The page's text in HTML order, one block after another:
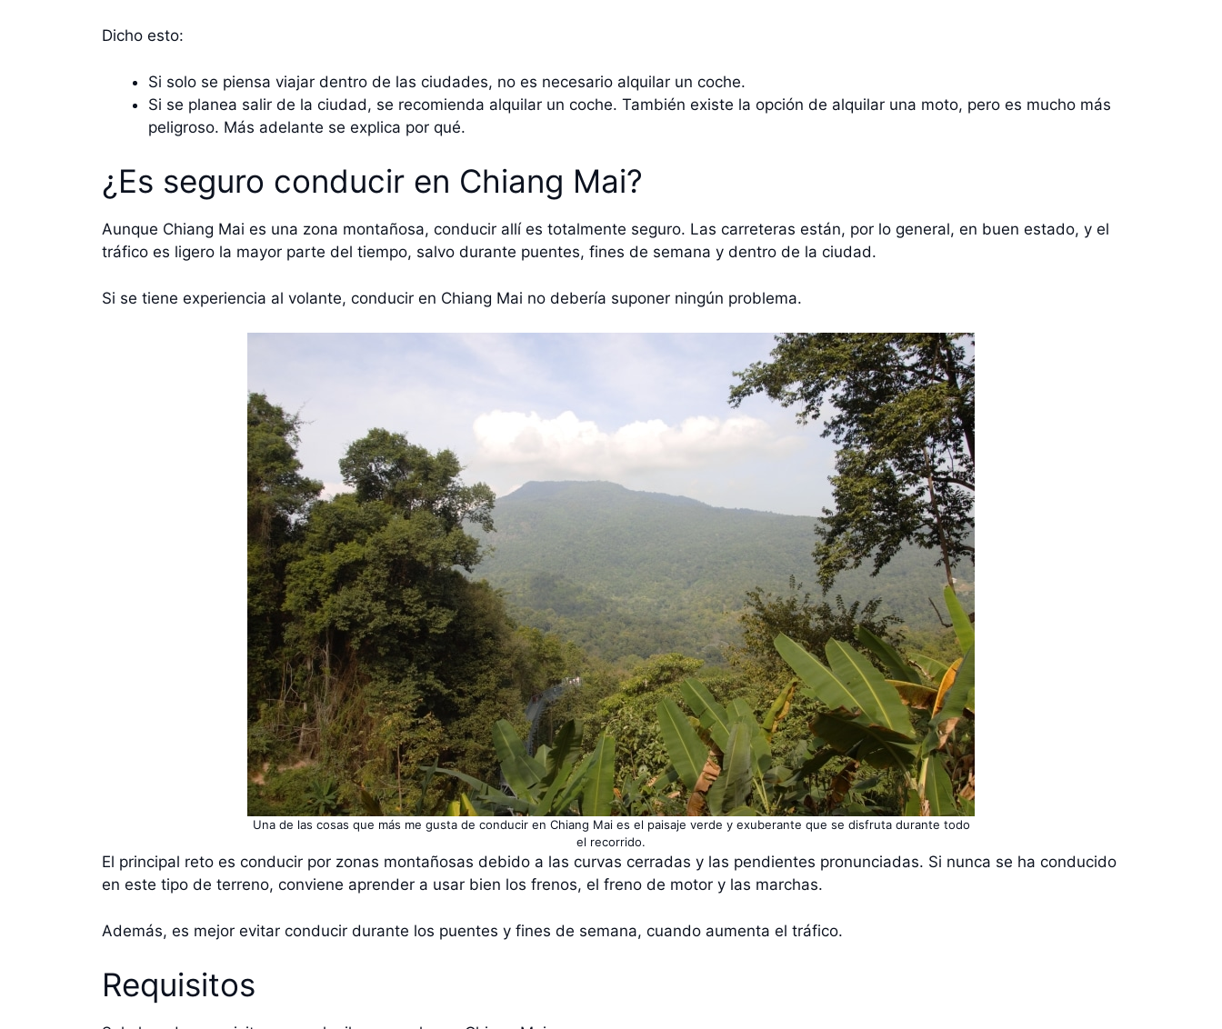
Dicho esto:
Si solo se piensa viajar dentro de las ciudades, no es necesario alquilar un coche.
Si se planea salir de la ciudad, se recomienda alquilar un coche. También existe la opción de alquilar una moto, pero es mucho más
peligroso. Más adelante se explica por qué.
¿Es seguro conducir en Chiang Mai?
Aunque Chiang Mai es una zona montañosa, conducir allí es totalmente seguro. Las carreteras están, por lo general, en buen estado, y el
tráfico es ligero la mayor parte del tiempo, salvo durante puentes, fines de semana y dentro de la ciudad.
Si se tiene experiencia al volante, conducir en Chiang Mai no debería suponer ningún problema.
Una de las cosas que más me gusta de conducir en Chiang Mai es el paisaje verde y exuberante que se disfruta durante todo
el recorrido.
El principal reto es conducir por zonas montañosas debido a las curvas cerradas y las pendientes pronunciadas. Si nunca se ha conducido
en este tipo de terreno, conviene aprender a usar bien los frenos, el freno de motor y las marchas.
Además, es mejor evitar conducir durante los puentes y fines de semana, cuando aumenta el tráfico.
Requisitos